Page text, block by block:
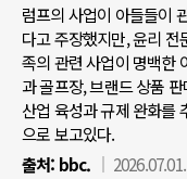
럼프의 사업이 아들들이
다고 주장했지만, 윤리
족의 관련 사업이 명백한
과 골프장, 브랜드 상품
산업 육성과 규제 완화를
으로 보고있다.
출처: bbc.